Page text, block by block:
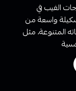
الفيب في
واسعة من
المتنوعة، مثل